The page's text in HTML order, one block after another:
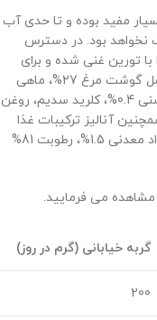
مفید بوده و تا حدی آب
نخواهد بود. در دسترس
با تورین غنی شده و برای
تقویت قلب بسیار مفید است. ترکیبات آن شامل گوشت مرغ 27%، ماهی
قزل آلا 10%، آرد گندم و فیبر 0.5%، اینولین کاسنی 0.4%، کلرید سدیم، روغن
0.1% می باشد. همچنین آنالیز ترکیبات غذا
حاوی پروتئین 8%، چربی 4.5%، فیبر 0.5%، مواد معدنی 1.5%، رطوبت 81%
می فرمایید.
گربه خیابانی (گرم در روز)
200